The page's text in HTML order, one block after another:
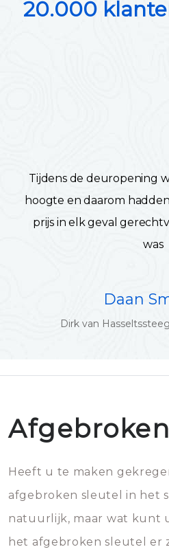
20.000
Tijdens de deuropening
hoogte en daarom
prijs in elk geval
was
Daan
Dirk van
Heeft u te maken
afgebroken sleutel in het
natuurlijk, maar wat kunt
het afgebroken sleutel er